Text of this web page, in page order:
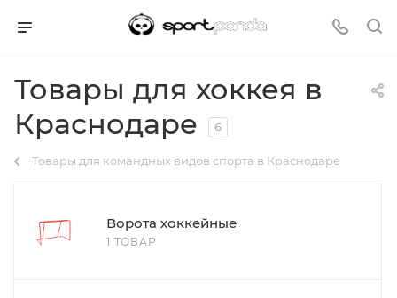
Товары для хоккея в
Краснодаре
6
Товары для командных видов спорта в Краснодаре
Ворота хоккейные
1 ТОВАР